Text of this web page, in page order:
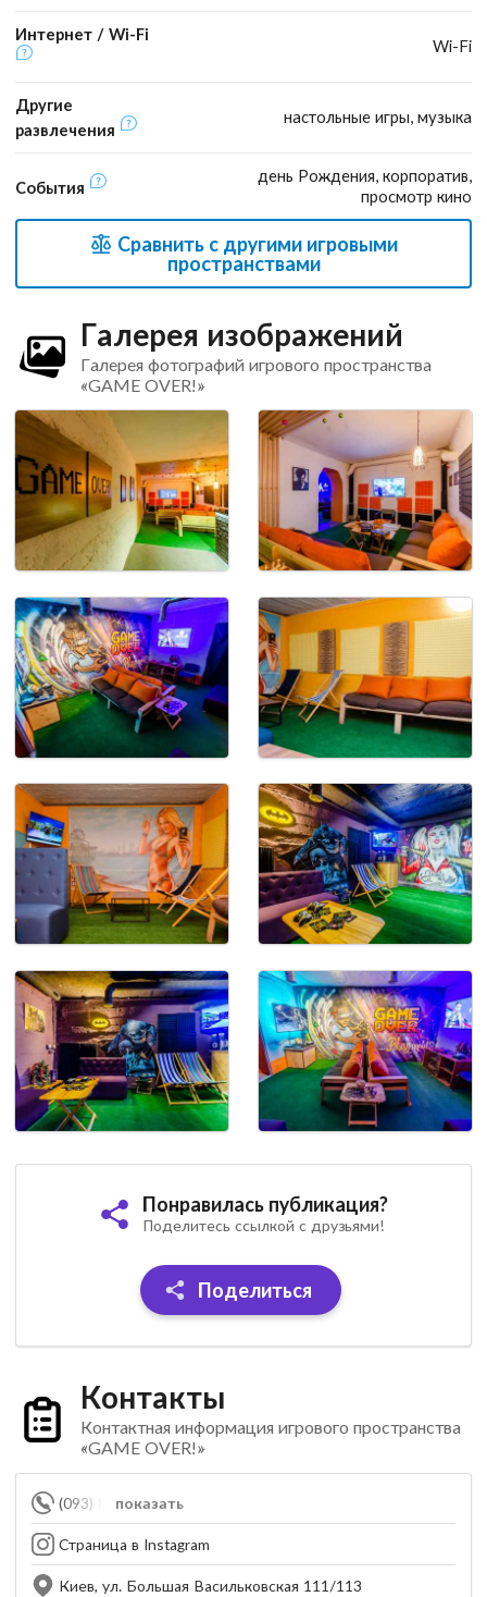
Интернет / Wi-Fi
Wi-Fi
Другие
развлечения
настольные игры, музыка
События
день Рождения, корпоратив,
просмотр кино
Сравнить с другими игровыми
пространствами
Галерея изображений
Галерея фотографий игрового пространства
«GAME OVER!»
Понравилась публикация?
Поделитесь ссылкой с друзьями!
Поделиться
Контакты
Контактная информация игрового пространства
«GAME OVER!»
показать
(093) 844-84-33
Страница в Instagram
Киев, ул. Большая Васильковская 111/113